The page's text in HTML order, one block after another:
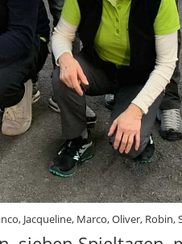
Jacqueline, Marco, Oliver, Robin,